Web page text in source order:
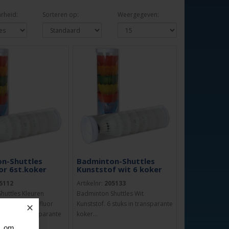
Sorteren op: Weergegeven:
Shuttles
6st.koker
Kleuren
verschillende fluor
in transparante
Badminton-Shuttles
Kunststof wit 6 koker
Artikelnr: 205133
Badminton Shuttles Wit
Kunststof. 6 stuks in transparante
koker...
✕